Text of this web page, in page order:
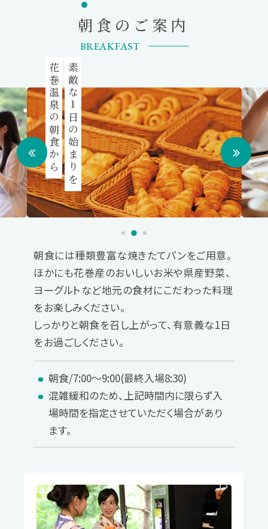
朝食のご案内
BREAKFAST
素敵な1日の始まりを
花巻温泉の朝食から
朝食には種類豊富な焼きたてパンをご用意。
ほかにも花巻産のおいしいお米や県産野菜、
ヨーグルトなど地元の食材にこだわった料理
をお楽しみください。
しっかりと朝食を召し上がって、有意義な1日
をお過ごしください。
朝食/7:00～9:00(最終入場8:30)
混雑緩和のため、上記時間内に限らず入
場時間を指定させていただく場合があり
ます。